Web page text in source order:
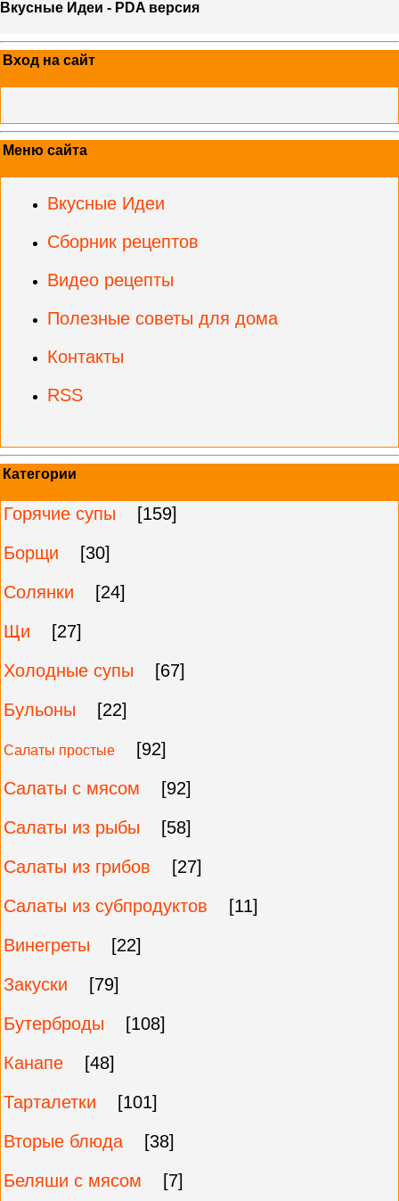
Вкусные Идеи - PDA версия
Вход на сайт
Меню сайта
Вкусные Идеи
Сборник рецептов
Видео рецепты
Полезные советы для дома
Контакты
RSS
Категории
Горячие супы
[159]
Борщи
[30]
Солянки
[24]
Щи
[27]
Холодные супы
[67]
Бульоны
[22]
Салаты простые
[92]
Салаты с мясом
[92]
Салаты из рыбы
[58]
Салаты из грибов
[27]
Салаты из субпродуктов
[11]
Винегреты
[22]
Закуски
[79]
Бутерброды
[108]
Канапе
[48]
Тарталетки
[101]
Вторые блюда
[38]
Беляши с мясом
[7]